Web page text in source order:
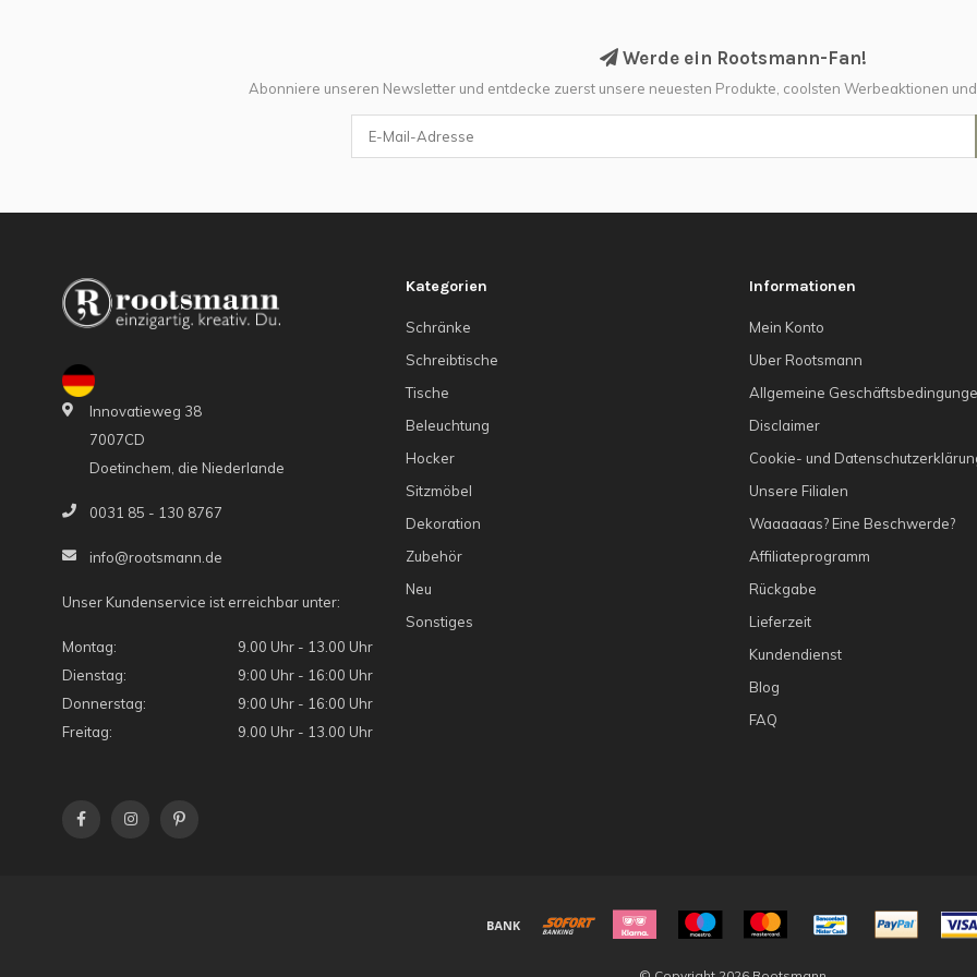
Werde ein Rootsmann-Fan!
Abonniere unseren Newsletter und entdecke zuerst unsere neuesten Produkte, coolsten Werbeaktionen
Innovatieweg 38
7007CD
Doetinchem, die Niederlande
0031 85 - 130 8767
info@rootsmann.de
Unser Kundenservice ist erreichbar unter:
Montag:
9.00 Uhr - 13.00 Uhr
Dienstag:
9:00 Uhr - 16:00 Uhr
Donnerstag:
9:00 Uhr - 16:00 Uhr
Freitag:
9.00 Uhr - 13.00 Uhr
Kategorien
Schränke
Schreibtische
Tische
Beleuchtung
Hocker
Sitzmöbel
Dekoration
Zubehör
Neu
Sonstiges
Informationen
Mein Konto
Uber Rootsmann
Allgemeine
Disclaimer
Cookie- und
Unsere Filialen
Waaaaaas? Eine Beschwerde?
Affiliateprogramm
Rückgabe
Lieferzeit
Kundendienst
Blog
FAQ